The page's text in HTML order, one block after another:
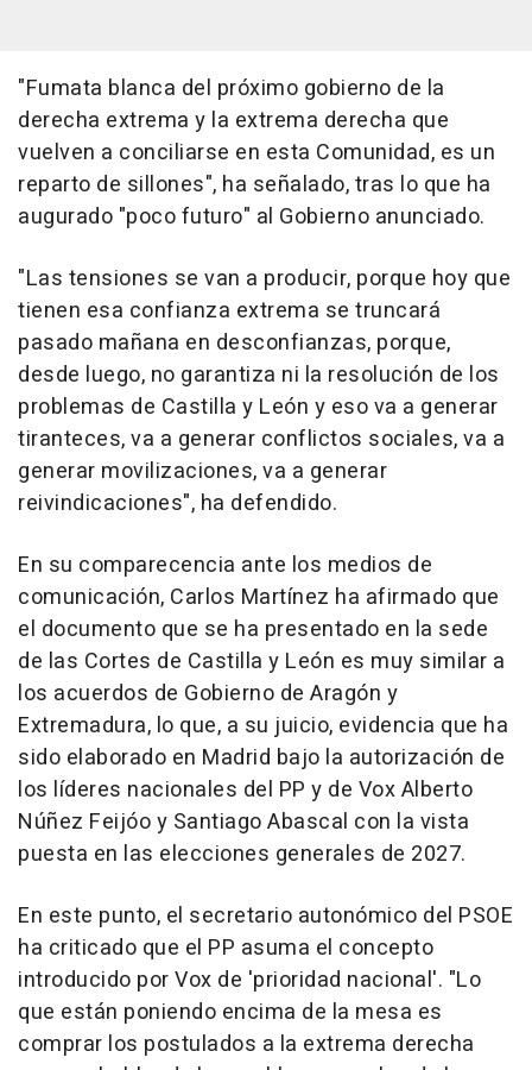
"Fumata blanca del próximo gobierno de la
derecha extrema y la extrema derecha que
vuelven a conciliarse en esta Comunidad, es un
reparto de sillones", ha señalado, tras lo que ha
augurado "poco futuro" al Gobierno anunciado.
"Las tensiones se van a producir, porque hoy que
tienen esa confianza extrema se truncará
pasado mañana en desconfianzas, porque,
desde luego, no garantiza ni la resolución de los
problemas de Castilla y León y eso va a generar
tiranteces, va a generar conflictos sociales, va a
generar movilizaciones, va a generar
reivindicaciones", ha defendido.
En su comparecencia ante los medios de
comunicación, Carlos Martínez ha afirmado que
el documento que se ha presentado en la sede
de las Cortes de Castilla y León es muy similar a
los acuerdos de Gobierno de Aragón y
Extremadura, lo que, a su juicio, evidencia que ha
sido elaborado en Madrid bajo la autorización de
los líderes nacionales del PP y de Vox Alberto
Núñez Feijóo y Santiago Abascal con la vista
puesta en las elecciones generales de 2027.
En este punto, el secretario autonómico del PSOE
ha criticado que el PP asuma el concepto
introducido por Vox de 'prioridad nacional'. "Lo
que están poniendo encima de la mesa es
comprar los postulados a la extrema derecha